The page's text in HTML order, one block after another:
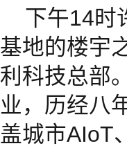
下午14时
基地的楼宇
利科技总部
业，历经八
盖城市AIoT